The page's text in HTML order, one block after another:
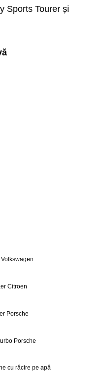
Sports Tourer și
Citroen
Porsche
Porsche
cu răcire pe apă